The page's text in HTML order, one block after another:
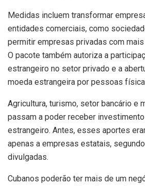
Medidas incluem transformar
entidades comerciais, como
permitir empresas privadas com
O pacote também autoriza a
estrangeiro no setor privado e a
moeda estrangeira por pessoas
Agricultura, turismo, setor bancário e
passam a poder receber
estrangeiro. Antes, esses aportes
apenas a empresas estatais,
divulgadas.
Cubanos poderão ter mais de um